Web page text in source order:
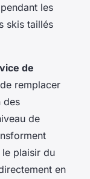
les
skis taillés
de
remplacer
des
de
le plaisir du
en